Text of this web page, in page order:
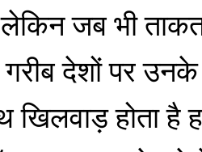
जब भी
देशों पर
खिलवाड़ होता है